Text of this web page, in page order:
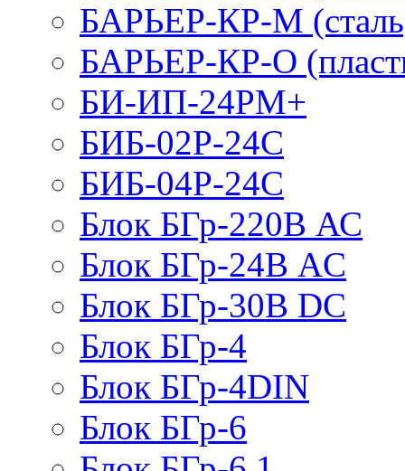
БАРЬЕР-КР-М
БАРЬЕР-КР-О
БИ-ИП-24РМ+
БИБ-02Р-24С
БИБ-04Р-24С
Блок БГр-220В АС
Блок БГр-24В AC
Блок БГр-30В DC
Блок БГр-4
Блок БГр-4DIN
Блок БГр-6